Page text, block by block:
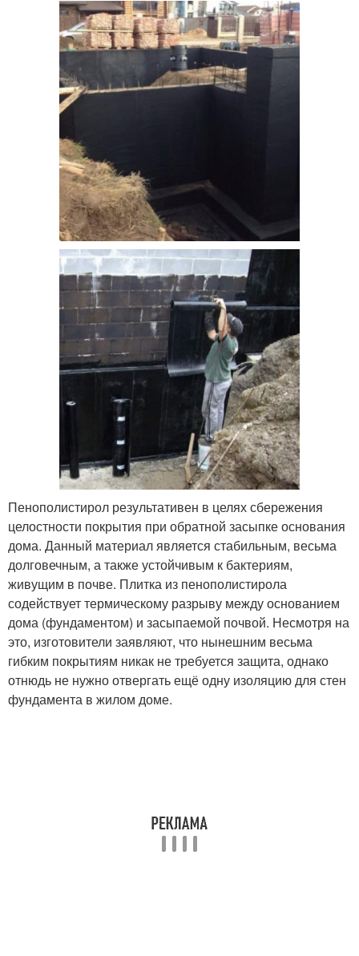
Пенополистирол результативен в целях сбережения
целостности покрытия при обратной засыпке основания
дома. Данный материал является стабильным, весьма
долговечным, а также устойчивым к бактериям,
живущим в почве. Плитка из пенополистирола
содействует термическому разрыву между основанием
дома (фундаментом) и засыпаемой почвой. Несмотря на
это, изготовители заявляют, что нынешним весьма
гибким покрытиям никак не требуется защита, однако
отнюдь не нужно отвергать ещё одну изоляцию для стен
фундамента в жилом доме.